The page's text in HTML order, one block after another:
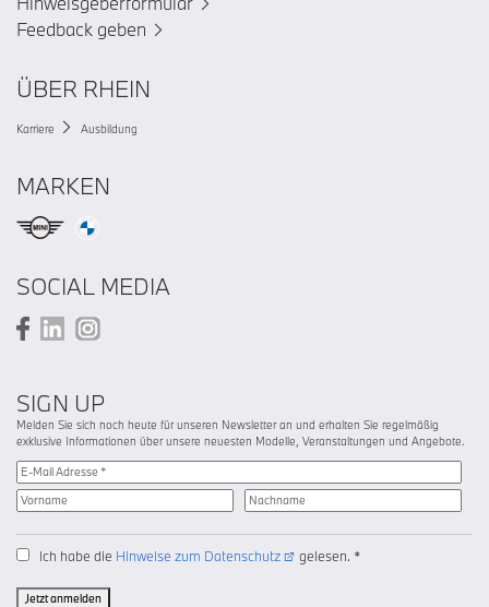
Feedback geben
ÜBER RHEIN
Karriere Ausbildung
MARKEN
SOCIAL MEDIA
SIGN UP
Melden Sie sich noch heute für unseren Newsletter an und erhalten Sie regelmäßig
exklusive Informationen über unsere neuesten Modelle, Veranstaltungen und Angebote.
Ich habe die Hinweise zum Datenschutz gelesen. *
Jetzt anmelden